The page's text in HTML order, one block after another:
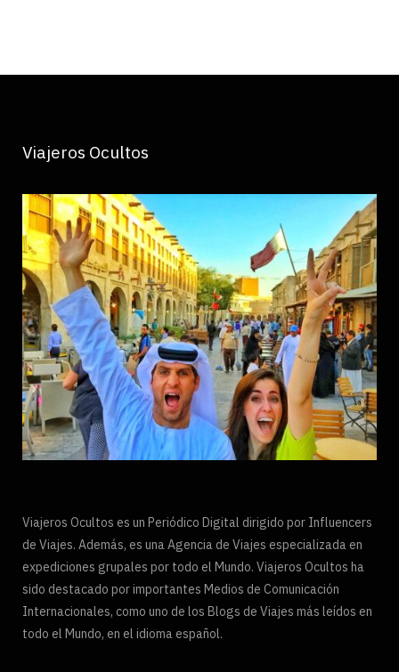
Viajeros Ocultos
Viajeros Ocultos es un Periódico Digital dirigido por Influencers
de Viajes. Además, es una Agencia de Viajes especializada en
expediciones grupales por todo el Mundo. Viajeros Ocultos ha
sido destacado por importantes Medios de Comunicación
Internacionales, como uno de los Blogs de Viajes más leídos en
todo el Mundo, en el idioma español.